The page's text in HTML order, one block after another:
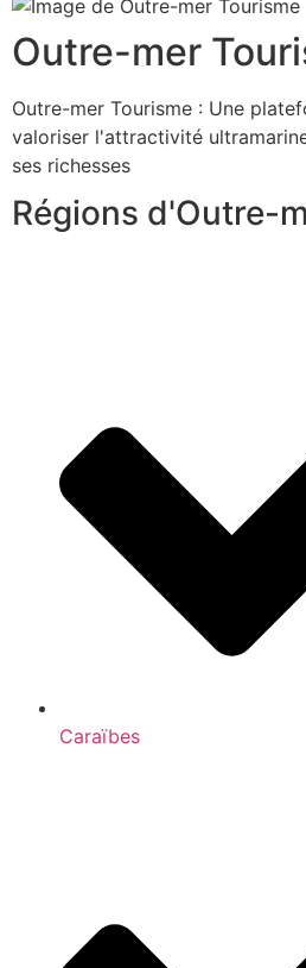
Outre-mer
Outre-mer Tourisme : Une
valoriser l'attractivité
ses richesses
Régions d'Outre-
Caraïbes